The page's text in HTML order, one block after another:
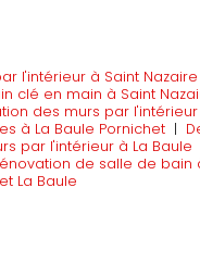
l'intérieur à Saint Nazaire
clé en main à Saint
des murs par
à La Baule Pornichet |
par l'intérieur à La Baule
de salle de bain
La Baule